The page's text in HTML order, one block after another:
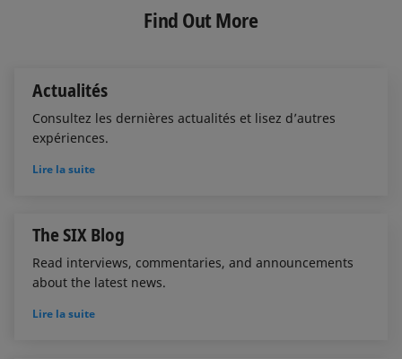
e
d
b
o
l
Find Out More
Actualités
Consultez les dernières actualités et lisez d’autres
expériences.
Lire la suite
The SIX Blog
Read interviews, commentaries, and announcements
about the latest news.
Lire la suite